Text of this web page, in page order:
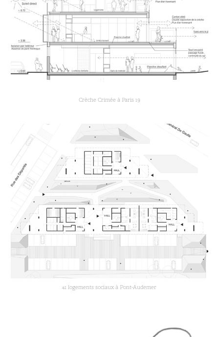
Crèche Crimée à Paris 19
41 logements sociaux à Pont-Audemer